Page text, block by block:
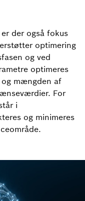
der også fokus
optimering
og ved
optimeres
mængden af
For
i
og minimeres